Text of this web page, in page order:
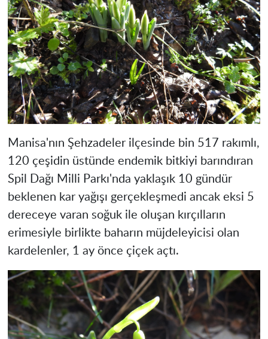
Manisa'nın Şehzadeler ilçesinde bin 517 rakımlı,
120 çeşidin üstünde endemik bitkiyi barındıran
Spil Dağı Milli Parkı'nda yaklaşık 10 gündür
beklenen kar yağışı gerçekleşmedi ancak eksi 5
dereceye varan soğuk ile oluşan kırçılların
erimesiyle birlikte baharın müjdeleyicisi olan
kardelenler, 1 ay önce çiçek açtı.